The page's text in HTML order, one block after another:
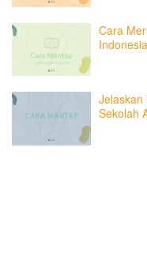
Cara
Indonesia
Jelaskan
Sekolah